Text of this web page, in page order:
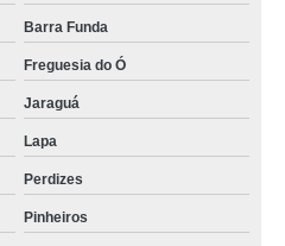
Barra Funda
Freguesia do Ó
Jaraguá
Lapa
Perdizes
Pinheiros